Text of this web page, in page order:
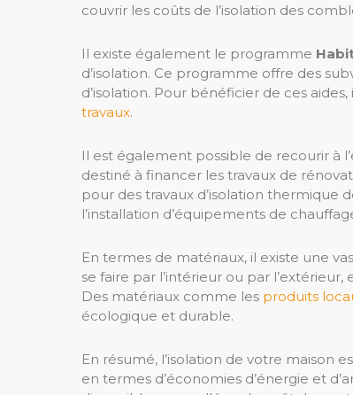
couvrir les coûts de l’isolation des
Il existe également le programme
d’isolation. Ce programme offre des
d’isolation. Pour bénéficier de ces
travaux.
Il est également possible de recourir à
destiné à financer les travaux de
pour des travaux d’isolation thermique
l’installation d’équipements de
En termes de matériaux, il existe une
se faire par l’intérieur ou par
Des matériaux comme les produits
écologique et durable.
En résumé, l’isolation de votre maison
en termes d’économies d’énergie et